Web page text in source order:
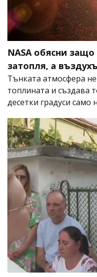
NASA обясни
затопля, а
Тънката атмосфера
топлината и създава
десетки градуси